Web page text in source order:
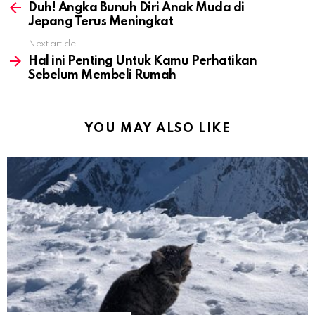
moreDuh! Angka Bunuh Diri Anak Muda di
Jepang Terus Meningkat
Next article
Hal ini Penting Untuk Kamu Perhatikan
Sebelum Membeli Rumah
YOU MAY ALSO LIKE